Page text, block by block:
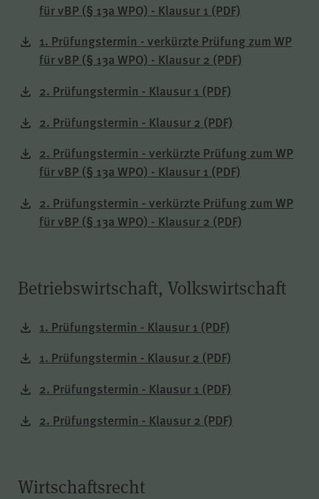
für vBP (§ 13a WPO) - Klausur 1 (PDF)
1. Prüfungstermin - verkürzte Prüfung zum WP
für vBP (§ 13a WPO) - Klausur 2 (PDF)
2. Prüfungstermin - Klausur 1 (PDF)
2. Prüfungstermin - Klausur 2 (PDF)
2. Prüfungstermin - verkürzte Prüfung zum WP
für vBP (§ 13a WPO) - Klausur 1 (PDF)
2. Prüfungstermin - verkürzte Prüfung zum WP
für vBP (§ 13a WPO) - Klausur 2 (PDF)
Betriebswirtschaft, Volkswirtschaft
1. Prüfungstermin - Klausur 1 (PDF)
1. Prüfungstermin - Klausur 2 (PDF)
2. Prüfungstermin - Klausur 1 (PDF)
2. Prüfungstermin - Klausur 2 (PDF)
Wirtschaftsrecht
der Internetseite (WPK Börsen,
WPK).
Anbieter WPK
Laufzeit 1 Jahr
WPK getroffenen Auswahl.
Name piwik_ignore
Anbieter Matomo
Falls Sie auf der Seite